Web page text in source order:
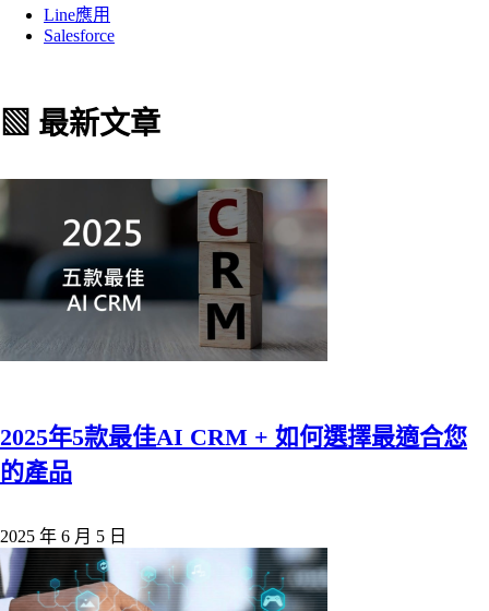
Line應用
Salesforce
▧ 最新文章
2025年5款最佳AI CRM + 如何選擇最適合您
的產品
2025 年 6 月 5 日